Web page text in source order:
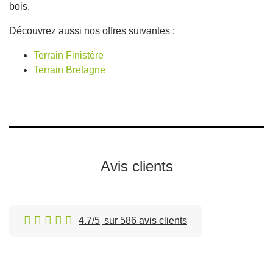
bois.
Découvrez aussi nos offres suivantes :
Terrain Finistère
Terrain Bretagne
Avis clients
4.7/5 sur 586 avis clients